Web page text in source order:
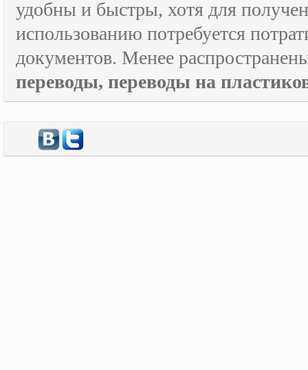
удобны и быстры, хотя для
использованию потребуется
документов. Менее
переводы, переводы на